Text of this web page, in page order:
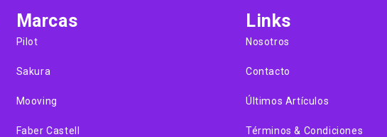
Marcas
Pilot
Sakura
Mooving
Faber Castell
Links
Nosotros
Contacto
Últimos Artículos
Términos & Condiciones